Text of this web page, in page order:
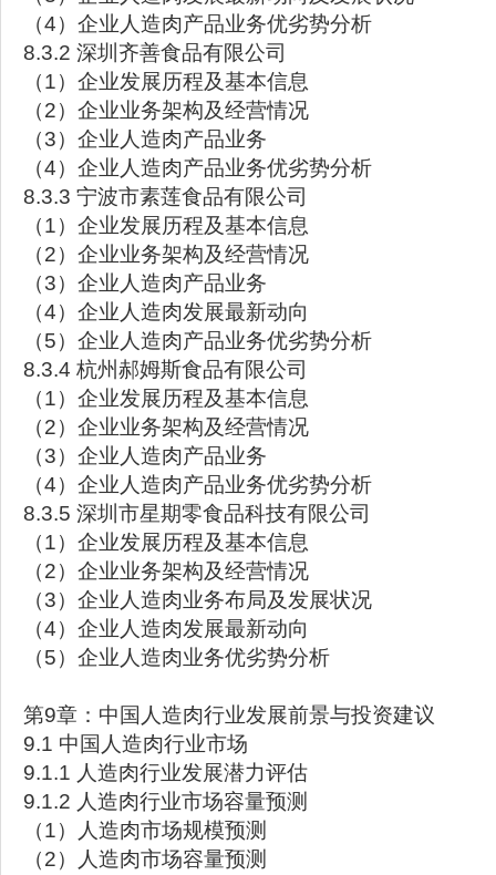
（4）企业人造肉产品业务优劣势分析
8.3.2 深圳齐善食品有限公司
（1）企业发展历程及基本信息
（2）企业业务架构及经营情况
（3）企业人造肉产品业务
（4）企业人造肉产品业务优劣势分析
8.3.3 宁波市素莲食品有限公司
（1）企业发展历程及基本信息
（2）企业业务架构及经营情况
（3）企业人造肉产品业务
（4）企业人造肉发展最新动向
（5）企业人造肉产品业务优劣势分析
8.3.4 杭州郝姆斯食品有限公司
（1）企业发展历程及基本信息
（2）企业业务架构及经营情况
（3）企业人造肉产品业务
（4）企业人造肉产品业务优劣势分析
8.3.5 深圳市星期零食品科技有限公司
（1）企业发展历程及基本信息
（2）企业业务架构及经营情况
（3）企业人造肉业务布局及发展状况
（4）企业人造肉发展最新动向
（5）企业人造肉业务优劣势分析
第9章：中国人造肉行业发展前景与投资建议
9.1 中国人造肉行业市场
9.1.1 人造肉行业发展潜力评估
9.1.2 人造肉行业市场容量预测
（1）人造肉市场规模预测
（2）人造肉市场容量预测